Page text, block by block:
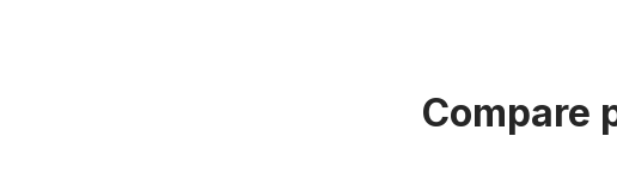
Compare